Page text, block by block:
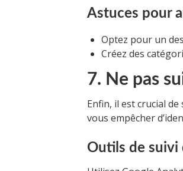
Astuces pour
Optez pour un
Créez des
7. Ne pas
Enfin, il est crucial
vous empêcher
Outils de suivi